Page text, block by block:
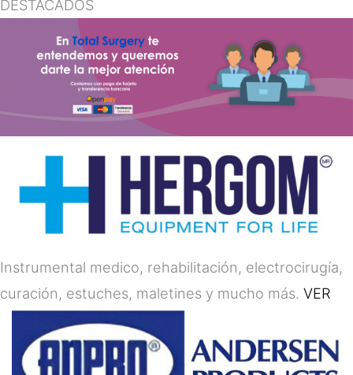
DESTACADOS
Instrumental medico, rehabilitación, electrocirugía,
curación, estuches, maletines y mucho más. VER